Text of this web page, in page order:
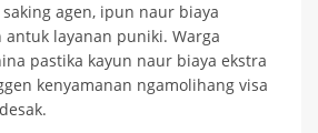
agen, ipun naur biaya
antuk layanan puniki. Warga
pastika kayun naur biaya ekstra
kenyamanan ngamolihang visa